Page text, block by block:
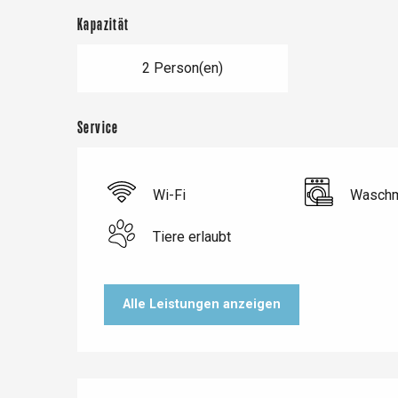
Kapazität
2 Person(en)
Service
Wi-Fi
Tiere erlaubt
Alle Leistungen anzeigen